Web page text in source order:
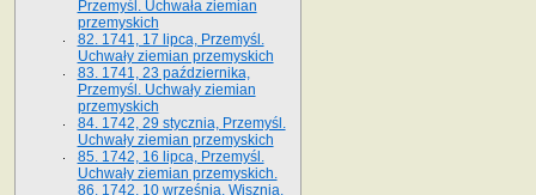
Przemyśl. Uchwała ziemian
przemyskich
82. 1741, 17 lipca, Przemyśl.
Uchwały ziemian przemyskich
83. 1741, 23 października,
Przemyśl. Uchwały ziemian
przemyskich
84. 1742, 29 stycznia, Przemyśl.
Uchwały ziemian przemyskich
85. 1742, 16 lipca, Przemyśl.
Uchwały ziemian przemyskich.
86. 1742, 10 września, Wisznia.